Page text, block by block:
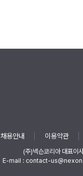
채용안내 이용약관
(주)넥슨코리아 대표이
E-mail : contact-